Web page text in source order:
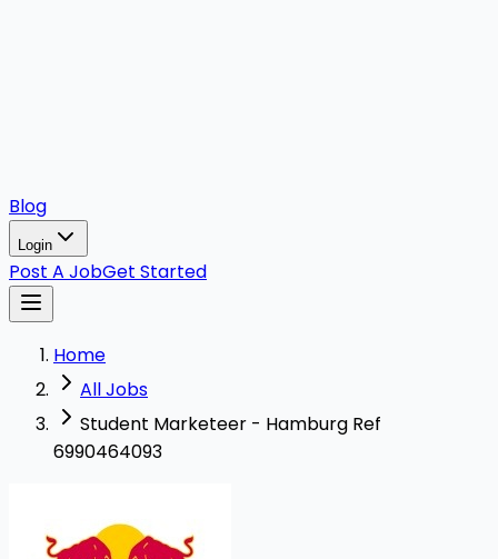
Blog
Login
Post A JobGet Started
Home
All Jobs
Student Marketeer - Hamburg Ref
6990464093